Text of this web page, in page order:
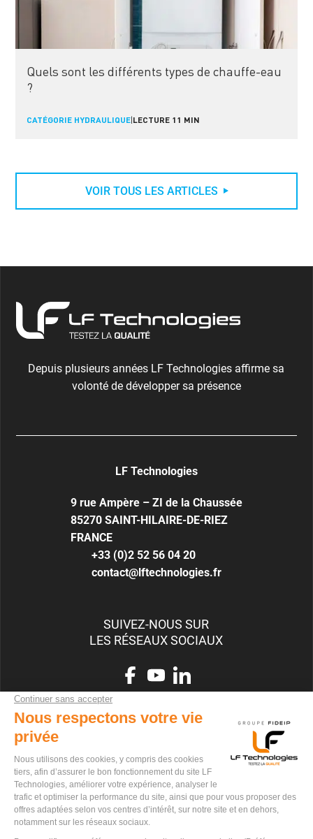
Quels sont les différents types de chauffe-eau
?
CATÉGORIE HYDRAULIQUE|LECTURE 11 MIN
VOIR TOUS LES ARTICLES
Depuis plusieurs années LF Technologies affirme sa
volonté de développer sa présence
LF Technologies
9 rue Ampère – ZI de la Chaussée
85270 SAINT-HILAIRE-DE-RIEZ
FRANCE
+33 (0)2 52 56 04 20
contact@lftechnologies.fr
SUIVEZ-NOUS SUR
LES RÉSEAUX SOCIAUX
RECRUTEMENT